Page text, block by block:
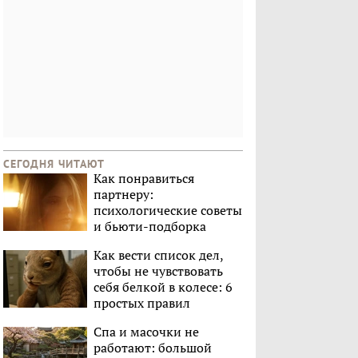
СЕГОДНЯ ЧИТАЮТ
Как понравиться
партнеру:
психологические советы
и бьюти-подборка
Как вести список дел,
чтобы не чувствовать
себя белкой в колесе: 6
простых правил
Спа и масочки не
работают: большой